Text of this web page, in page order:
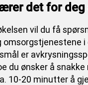
det for deg
vil du få
omsorgstjenestene
er
du ønsker å
10-20 minutter å